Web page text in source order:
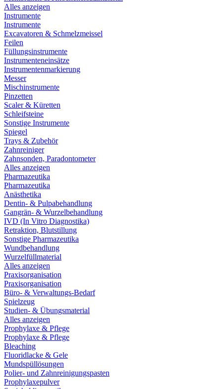
Alles anzeigen
Instrumente
Instrumente
Excavatoren & Schmelzmeissel
Feilen
Füllungsinstrumente
Instrumenteneinsätze
Instrumentenmarkierung
Messer
Mischinstrumente
Pinzetten
Scaler & Küretten
Schleifsteine
Sonstige Instrumente
Spiegel
Trays & Zubehör
Zahnreiniger
Zahnsonden, Paradontometer
Alles anzeigen
Pharmazeutika
Pharmazeutika
Anästhetika
Dentin- & Pulpabehandlung
Gangrän- & Wurzelbehandlung
IVD (In Vitro Diagnostika)
Retraktion, Blutstillung
Sonstige Pharmazeutika
Wundbehandlung
Wurzelfüllmaterial
Alles anzeigen
Praxisorganisation
Praxisorganisation
Büro- & Verwaltungs-Bedarf
Spielzeug
Studien- & Übungsmaterial
Alles anzeigen
Prophylaxe & Pflege
Prophylaxe & Pflege
Bleaching
Fluoridlacke & Gele
Mundspüllösungen
Polier- und Zahnreinigungspasten
Prophylaxepulver